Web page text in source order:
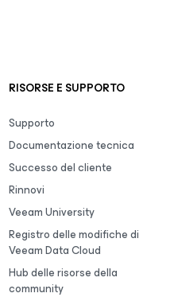
RISORSE E SUPPORTO
Supporto
Documentazione tecnica
Successo del cliente
Rinnovi
Veeam University
Registro delle modifiche di
Veeam Data Cloud
Hub delle risorse della
community